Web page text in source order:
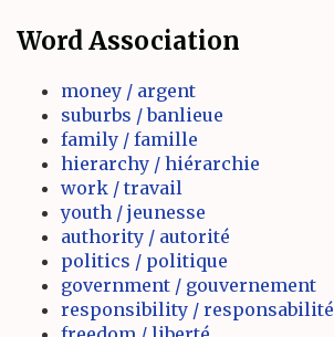
Word Association
money / argent
suburbs / banlieue
family / famille
hierarchy / hiérarchie
work / travail
youth / jeunesse
authority / autorité
politics / politique
government / gouvernement
responsibility / responsabilité